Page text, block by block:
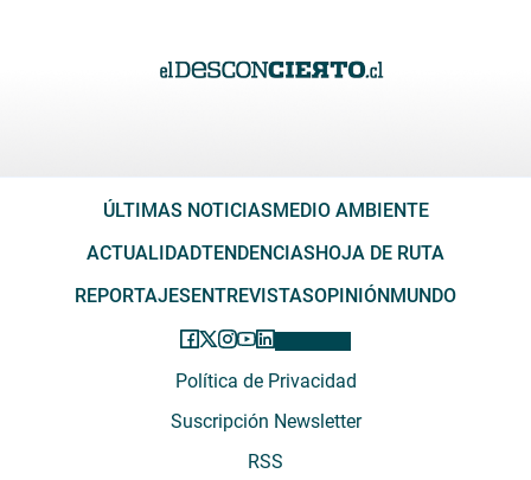
ÚLTIMAS NOTICIASMEDIO AMBIENTE
ACTUALIDADTENDENCIASHOJA DE RUTA
REPORTAJESENTREVISTASOPINIÓNMUNDO
Política de Privacidad
Suscripción Newsletter
RSS